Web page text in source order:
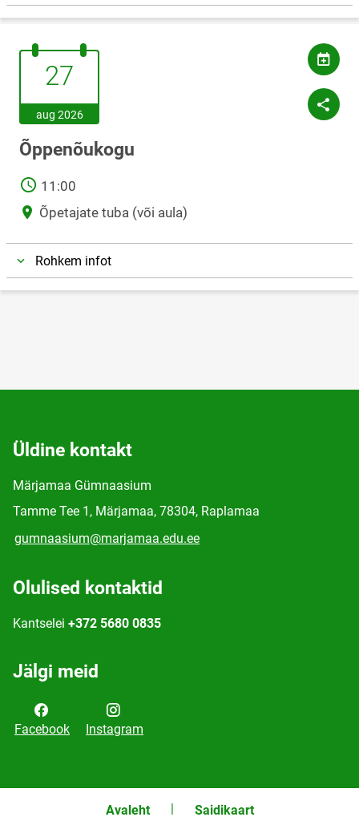
27.august.2026
27
aug 2026
Õppenõukogu
AEG11:00
Asukoht
Õpetajate tuba (või aula)
Rohkem infot
Üldine kontakt
Märjamaa Gümnaasium
Tamme Tee 1, Märjamaa, 78304, Raplamaa
gumnaasium@marjamaa.edu.ee
Olulised kontaktid
Kantselei +372 5680 0835
Jälgi meid
Facebook Instagram
Avaleht Saidikaart